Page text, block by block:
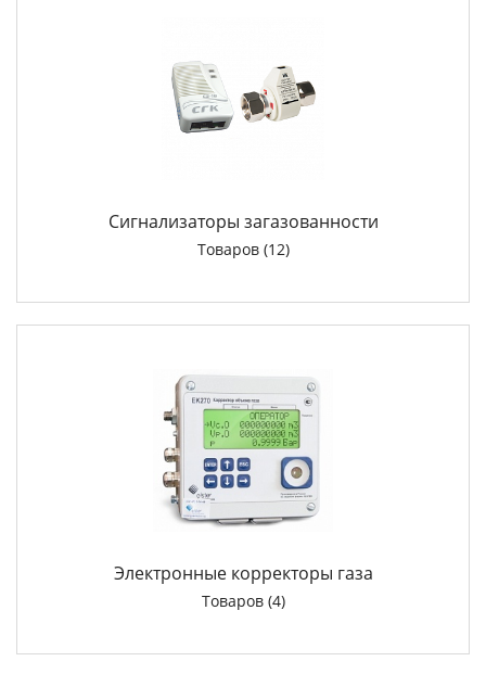
Сигнализаторы загазованности
Товаров (12)
Электронные корректоры газа
Товаров (4)